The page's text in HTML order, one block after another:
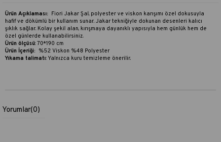
Ürün Açıklaması: Fiori Jakar Şal, polyester ve viskon karışımı özel dokusuyla
hafif ve dökümlü bir kullanım sunar. Jakar tekniğiyle dokunan desenleri kalıcı
şıklık sağlar. Kolay şekil alan, kırışmaya dayanıklı yapısıyla hem günlük hem de
özel günlerde kullanabilirsiniz.
Ürün ölçüsü: 70*190 cm
Ürün İçeriği: %52 Viskon %48 Polyester
Yıkama talimatı: Yalnızca kuru temizleme önerilir.
Yorumlar(0)